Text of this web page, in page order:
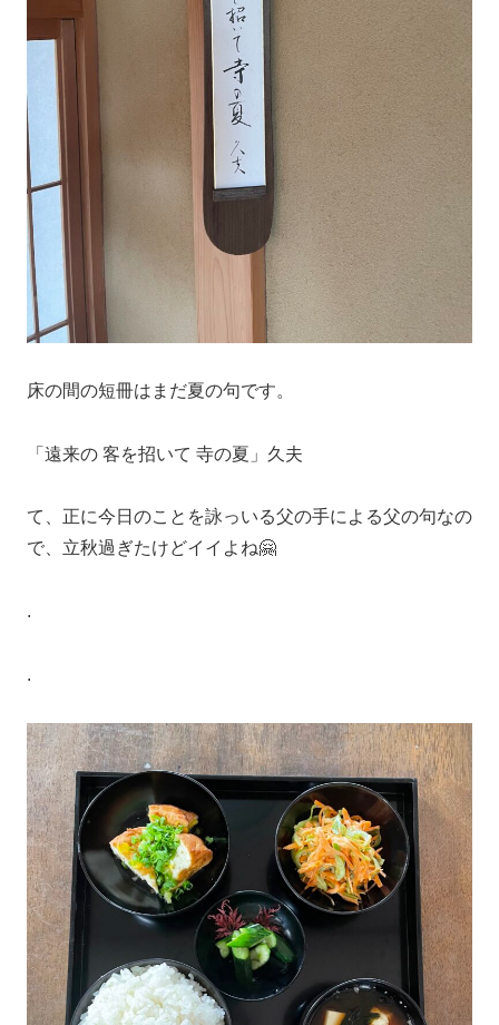
床の間の短冊はまだ夏の句です。
「遠来の 客を招いて 寺の夏」久夫
て、正に今日のことを詠っいる父の手による父の句なの
で、立秋過ぎたけどイイよね🤗
.
.